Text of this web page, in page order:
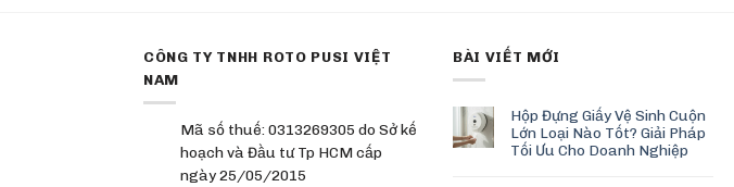
CÔNG TY TNHH ROTO PUSI VIỆT
NAM
Mã số thuế: 0313269305 do Sở kế
hoạch và Đầu tư Tp HCM cấp
ngày 25/05/2015
BÀI VIẾT MỚI
Hộp Đựng Giấy Vệ Sinh Cuộn
Lớn Loại Nào Tốt? Giải Pháp
Tối Ưu Cho Doanh Nghiệp